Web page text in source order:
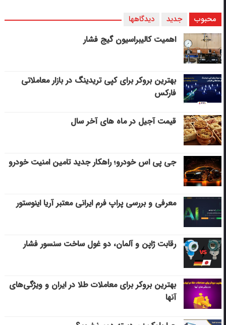
محبوب جدید دیدگاهها
اهمیت کالیبراسیون گیج فشار
بهترین بروکر برای کپی‌ تریدینگ در بازار معاملاتی
فارکس
قیمت آجیل در ماه های آخر سال
جی پی اس خودرو؛ راهکار جدید تامین امنیت خودرو
معرفی و بررسی پراپ فرم ایرانی معتبر آریا اینوستور
رقابت ژاپن و آلمان، دو غول ساخت سنسور فشار
بهترین بروکر برای معاملات طلا در ایران و ویژگی‌های
آنها